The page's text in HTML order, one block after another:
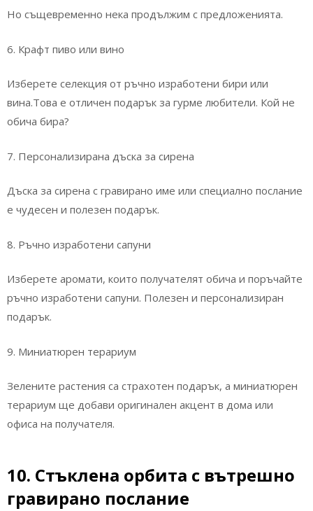
Но същевременно нека продължим с предложенията.
6. Крафт пиво или вино
Изберете селекция от ръчно изработени бири или
вина.Това е отличен подарък за гурме любители. Кой не
обича бира?
7. Персонализирана дъска за сирена
Дъска за сирена с гравирано име или специално послание
е чудесен и полезен подарък.
8. Ръчно изработени сапуни
Изберете аромати, които получателят обича и поръчайте
ръчно изработени сапуни. Полезен и персонализиран
подарък.
9. Миниатюрен терариум
Зелените растения са страхотен подарък, а миниатюрен
терариум ще добави оригинален акцент в дома или
офиса на получателя.
10. Стъклена орбита с вътрешно
гравирано послание